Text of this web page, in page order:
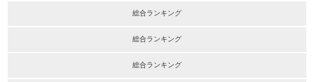
総合ランキング
総合ランキング
総合ランキング